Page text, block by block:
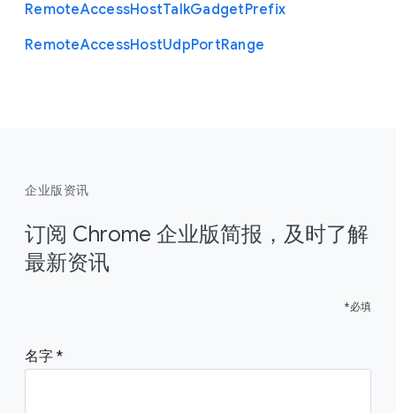
RemoteAccessHostTalkGadgetPrefix
RemoteAccessHostUdpPortRange
企业版资讯
订阅 Chrome 企业版简报，及时了解
最新资讯
*必填
名字